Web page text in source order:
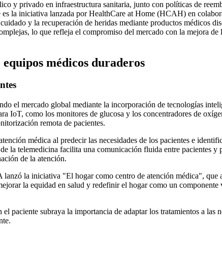
y privado en infraestructura sanitaria, junto con políticas de
la iniciativa lanzada por HealthCare at Home (HCAH) en
y la recuperación de heridas mediante productos médicos
lo que refleja el compromiso del mercado con la mejora de
médicos duraderos
el mercado global mediante la incorporación de tecnologías
IoT, como los monitores de glucosa y los concentradores de
remota de pacientes.
médica al predecir las necesidades de los pacientes e
la telemedicina facilita una comunicación fluida entre pacientes y
de la atención.
la iniciativa "El hogar como centro de atención médica", que
la equidad en salud y redefinir el hogar como un componente
el paciente subraya la importancia de adaptar los tratamientos a las